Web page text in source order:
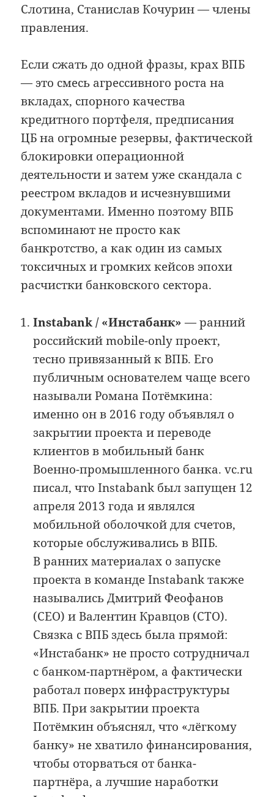
Слотина, Станислав Кочурин — члены
правления.
Если сжать до одной фразы, крах ВПБ
— это смесь агрессивного роста на
вкладах, спорного качества
кредитного портфеля, предписания
ЦБ на огромные резервы, фактической
блокировки операционной
деятельности и затем уже скандала с
реестром вкладов и исчезнувшими
документами. Именно поэтому ВПБ
вспоминают не просто как
банкротство, а как один из самых
токсичных и громких кейсов эпохи
расчистки банковского сектора.
Instabank / «Инстабанк» — ранний
российский mobile-only проект,
тесно привязанный к ВПБ. Его
публичным основателем чаще всего
называли Романа Потёмкина:
именно он в 2016 году объявлял о
закрытии проекта и переводе
клиентов в мобильный банк
Военно-промышленного банка. vc.ru
писал, что Instabank был запущен 12
апреля 2013 года и являлся
мобильной оболочкой для счетов,
которые обслуживались в ВПБ.
В ранних материалах о запуске
проекта в команде Instabank также
назывались Дмитрий Феофанов
(CEO) и Валентин Кравцов (CTO).
Связка с ВПБ здесь была прямой:
«Инстабанк» не просто сотрудничал
с банком-партнёром, а фактически
работал поверх инфраструктуры
ВПБ. При закрытии проекта
Потёмкин объяснял, что «лёгкому
банку» не хватило финансирования,
чтобы оторваться от банка-
партнёра, а лучшие наработки